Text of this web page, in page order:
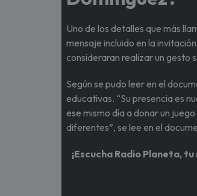
Uno de los detalles que más
mensaje incluido en la
consideraran realizar un gesto
Según se pudo leer en el
educativas. “Su presencia es
ese mismo día a donar un
diferentes”, se lee en el
¡Escucha Radio Planeta,